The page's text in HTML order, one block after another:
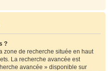
?
zone de recherche située en haut
La recherche avancée est
avancée » disponible sur